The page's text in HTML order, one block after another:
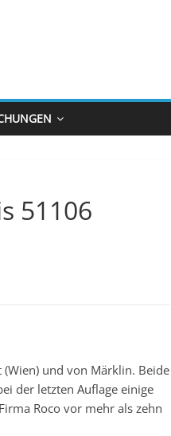
51106
und von Märklin. Beide
der letzten Auflage einige
Roco vor mehr als zehn